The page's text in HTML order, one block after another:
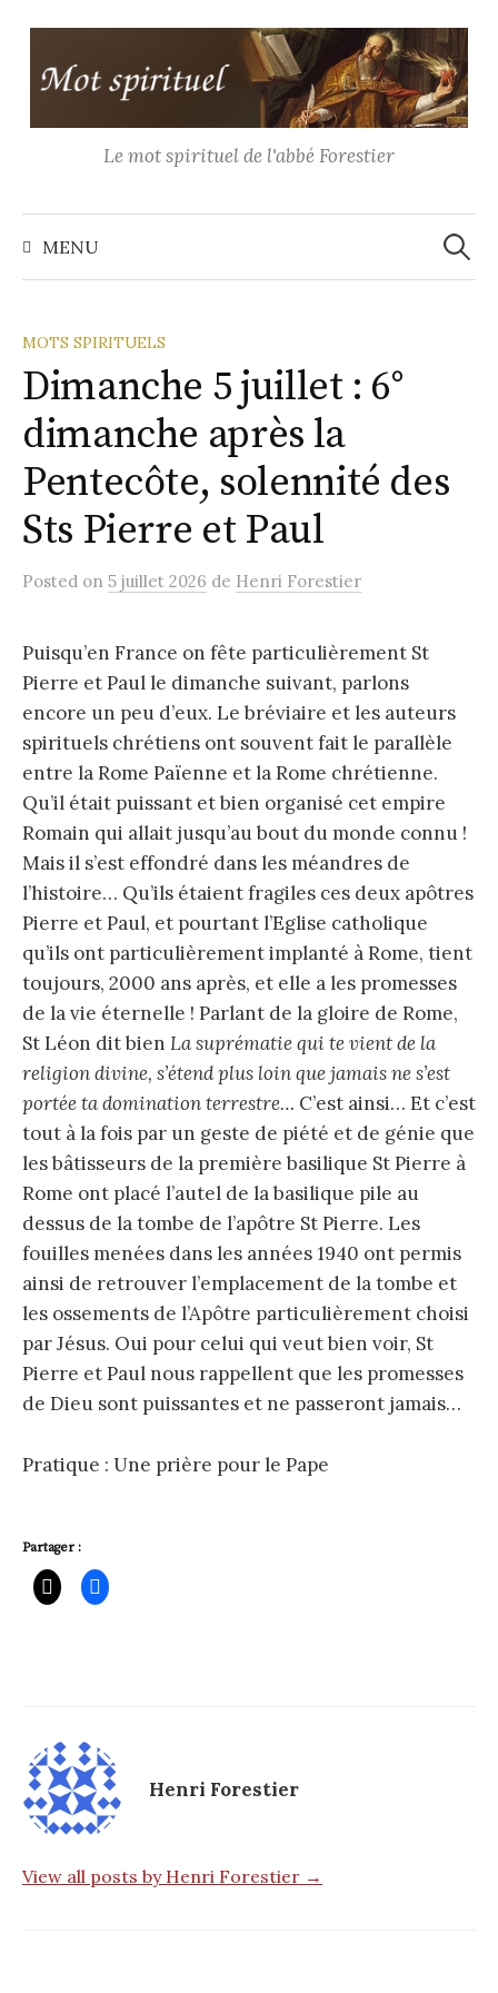
contenu
Le mot spirituel de l'abbé Forestier
MENU
MOTS SPIRITUELS
Dimanche 5 juillet : 6°
dimanche après la
Pentecôte, solennité des
Sts Pierre et Paul
Posted on 5 juillet 2026 de Henri Forestier
Puisqu’en France on fête particulièrement St
Pierre et Paul le dimanche suivant, parlons
encore un peu d’eux. Le bréviaire et les auteurs
spirituels chrétiens ont souvent fait le parallèle
entre la Rome Païenne et la Rome chrétienne.
Qu’il était puissant et bien organisé cet empire
Romain qui allait jusqu’au bout du monde connu !
Mais il s’est effondré dans les méandres de
l’histoire… Qu’ils étaient fragiles ces deux apôtres
Pierre et Paul, et pourtant l’Eglise catholique
qu’ils ont particulièrement implanté à Rome, tient
toujours, 2000 ans après, et elle a les promesses
de la vie éternelle ! Parlant de la gloire de Rome,
St Léon dit bien La suprématie qui te vient de la
religion divine, s’étend plus loin que jamais ne s’est
portée ta domination terrestre… C’est ainsi… Et c’est
tout à la fois par un geste de piété et de génie que
les bâtisseurs de la première basilique St Pierre à
Rome ont placé l’autel de la basilique pile au
dessus de la tombe de l’apôtre St Pierre. Les
fouilles menées dans les années 1940 ont permis
ainsi de retrouver l’emplacement de la tombe et
les ossements de l’Apôtre particulièrement choisi
par Jésus. Oui pour celui qui veut bien voir, St
Pierre et Paul nous rappellent que les promesses
de Dieu sont puissantes et ne passeront jamais…
Pratique : Une prière pour le Pape
Partager :
Henri Forestier
View all posts by Henri Forestier →